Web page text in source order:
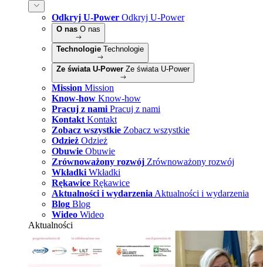
Odkryj U-Power Odkryj U-Power
O nas O nas
Technologie Technologie
Ze świata U-Power Ze świata U-Power
Mission Mission
Know-how Know-how
Pracuj z nami Pracuj z nami
Kontakt Kontakt
Zobacz wszystkie Zobacz wszystkie
Odzież Odzież
Obuwie Obuwie
Zrównoważony rozwój Zrównoważony rozwój
Wkładki Wkładki
Rękawice Rękawice
Aktualności i wydarzenia Aktualności i wydarzenia
Blog Blog
Wideo Wideo
Aktualności